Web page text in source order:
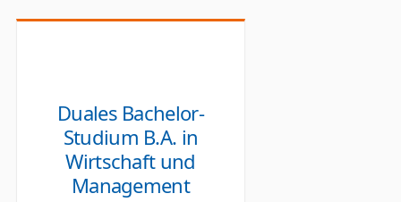
Duales Bachelor-
Studium B.A. in
Wirtschaft und
Management